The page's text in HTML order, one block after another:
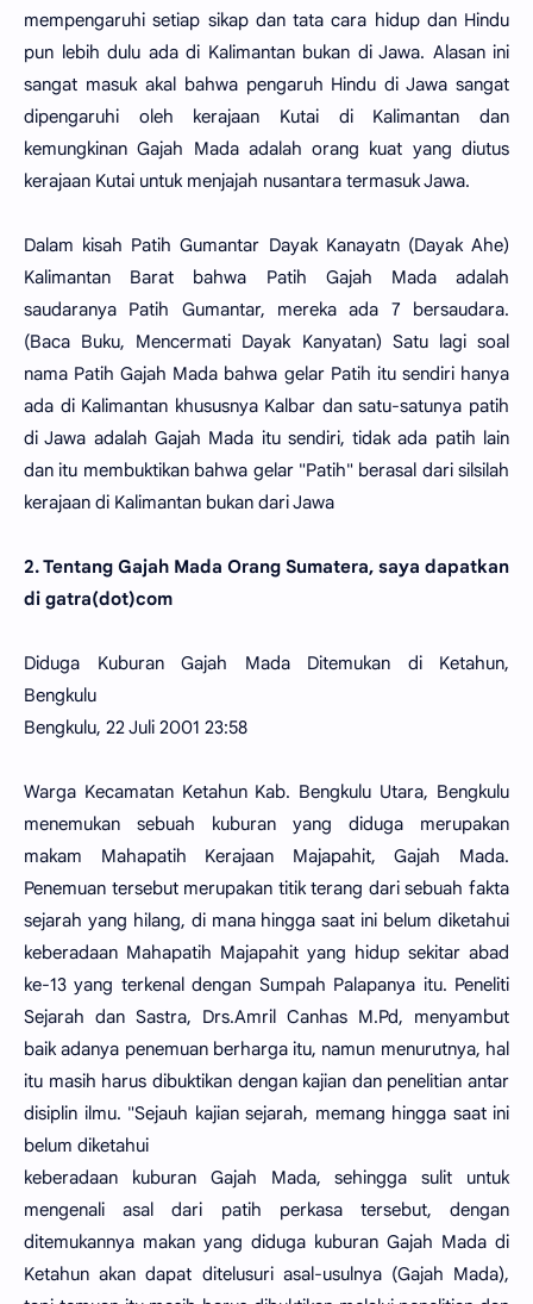
mempengaruhi setiap sikap dan tata cara hidup dan Hindu
pun lebih dulu ada di Kalimantan bukan di Jawa. Alasan ini
sangat masuk akal bahwa pengaruh Hindu di Jawa sangat
dipengaruhi oleh kerajaan Kutai di Kalimantan dan
kemungkinan Gajah Mada adalah orang kuat yang diutus
kerajaan Kutai untuk menjajah nusantara termasuk Jawa.
Dalam kisah Patih Gumantar Dayak Kanayatn (Dayak Ahe)
Kalimantan Barat bahwa Patih Gajah Mada adalah
saudaranya Patih Gumantar, mereka ada 7 bersaudara.
(Baca Buku, Mencermati Dayak Kanyatan) Satu lagi soal
nama Patih Gajah Mada bahwa gelar Patih itu sendiri hanya
ada di Kalimantan khususnya Kalbar dan satu-satunya patih
di Jawa adalah Gajah Mada itu sendiri, tidak ada patih lain
dan itu membuktikan bahwa gelar "Patih" berasal dari silsilah
kerajaan di Kalimantan bukan dari Jawa
2. Tentang Gajah Mada Orang Sumatera, saya dapatkan
di gatra(dot)com
Diduga Kuburan Gajah Mada Ditemukan di Ketahun,
Bengkulu
Bengkulu, 22 Juli 2001 23:58
Warga Kecamatan Ketahun Kab. Bengkulu Utara, Bengkulu
menemukan sebuah kuburan yang diduga merupakan
makam Mahapatih Kerajaan Majapahit, Gajah Mada.
Penemuan tersebut merupakan titik terang dari sebuah fakta
sejarah yang hilang, di mana hingga saat ini belum diketahui
keberadaan Mahapatih Majapahit yang hidup sekitar abad
ke-13 yang terkenal dengan Sumpah Palapanya itu. Peneliti
Sejarah dan Sastra, Drs.Amril Canhas M.Pd, menyambut
baik adanya penemuan berharga itu, namun menurutnya, hal
itu masih harus dibuktikan dengan kajian dan penelitian antar
disiplin ilmu. "Sejauh kajian sejarah, memang hingga saat ini
belum diketahui
keberadaan kuburan Gajah Mada, sehingga sulit untuk
mengenali asal dari patih perkasa tersebut, dengan
ditemukannya makan yang diduga kuburan Gajah Mada di
Ketahun akan dapat ditelusuri asal-usulnya (Gajah Mada),